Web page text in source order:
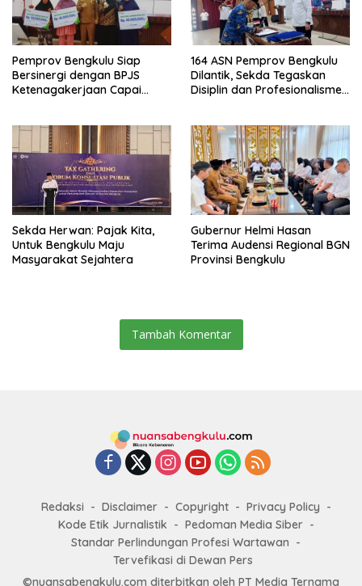
Pemprov Bengkulu Siap
Bersinergi dengan BPJS
Ketenagakerjaan Capai
164 ASN Pemprov Bengkulu
Dilantik, Sekda Tegaskan
Disiplin dan Profesionalisme
Sekda Herwan: Pajak Kita,
Untuk Bengkulu Maju
Masyarakat Sejahtera
Gubernur Helmi Hasan
Terima Audensi Regional BGN
Provinsi Bengkulu
Tambah Komentar
Redaksi Disclaimer Copyright
Privacy Policy
Kode Etik Jurnalistik
Pedoman Media Siber
Standar Perlindungan Profesi Wartawan
Tervefikasi di Dewan Pers
©nuansabengkulu.com diterbitkan oleh PT Media Ternama